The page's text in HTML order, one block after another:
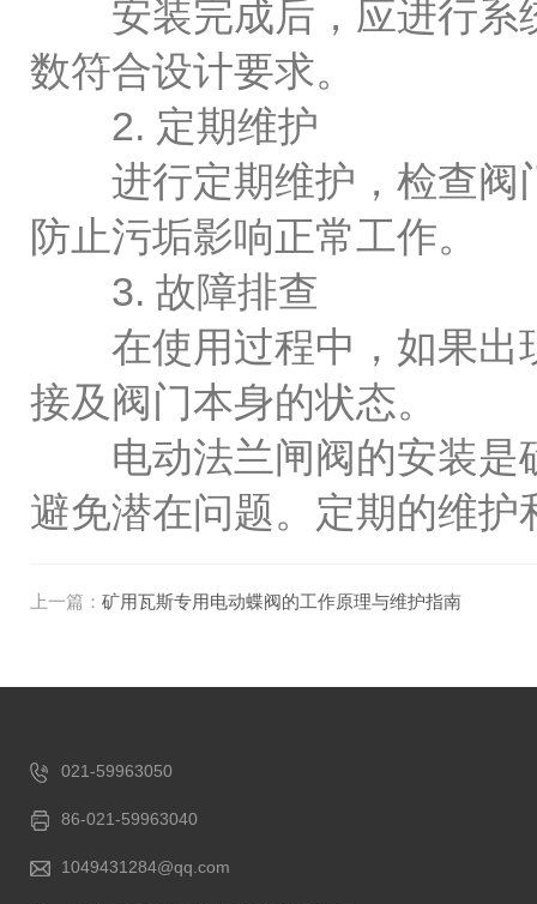
安装完成后，应进行系
数符合设计要求。
2. 定期维护
进行定期维护，检查阀
防止污垢影响正常工作。
3. 故障排查
在使用过程中，如果出
接及阀门本身的状态。
电动法兰闸阀的安装是
避免潜在问题。定期的维
上一篇： 矿用瓦斯专用电动蝶阀的工作原理与维护指南
021-59963050
86-021-59963040
1049431284@qq.com